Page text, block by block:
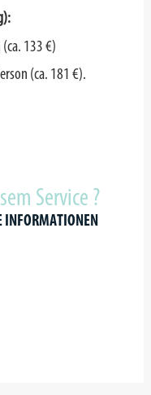
133 €)
(ca. 181 €).
Service ?
INFORMATIONEN